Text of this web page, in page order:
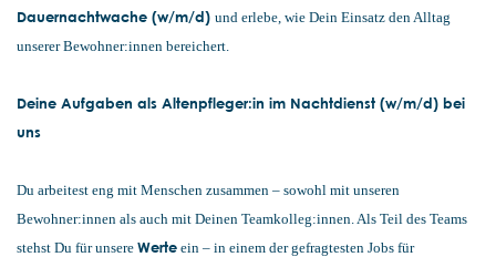
Dauernachtwache (w/m/d) und erlebe, wie Dein Einsatz den Alltag
unserer Bewohner:innen bereichert.
Deine Aufgaben als Altenpfleger:in im Nachtdienst (w/m/d) bei
uns
Du arbeitest eng mit Menschen zusammen – sowohl mit unseren
Bewohner:innen als auch mit Deinen Teamkolleg:innen. Als Teil des Teams
stehst Du für unsere Werte ein – in einem der gefragtesten Jobs für